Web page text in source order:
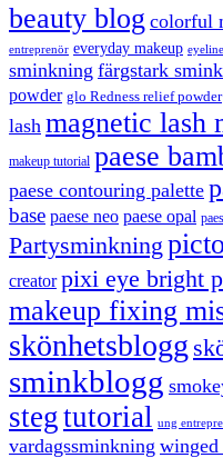
beauty blog colorful
entreprenör everyday makeup
sminkning färgstark
powder glo Redness relief powder
lash magnetic lash
makeup tutorial paese
paese contouring palette
base paese neo paese opal
Partysminkning
creator pixi eye bright
makeup fixing
skönhetsblogg
sminkblogg
stegtutorial ung
vardagssminkning